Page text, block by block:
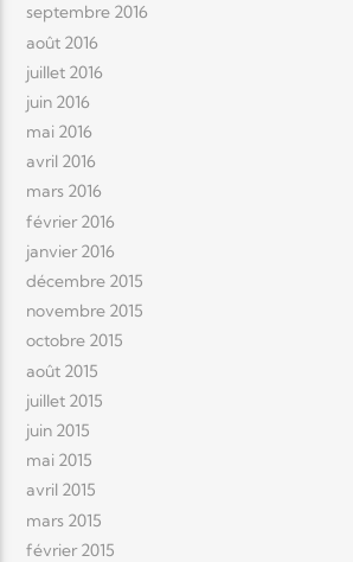
septembre 2016
août 2016
juillet 2016
juin 2016
mai 2016
avril 2016
mars 2016
février 2016
janvier 2016
décembre 2015
novembre 2015
octobre 2015
août 2015
juillet 2015
juin 2015
mai 2015
avril 2015
mars 2015
février 2015